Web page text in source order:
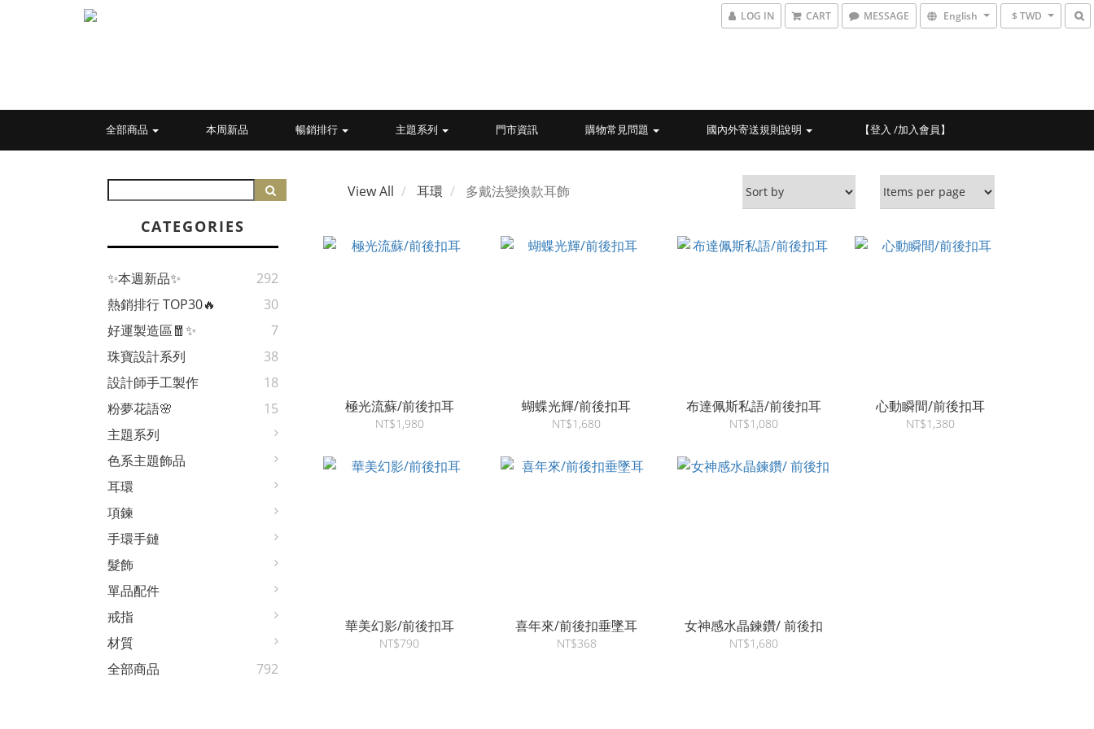
LOG IN CART MESSAGE English $ TWD
全部商品 本周新品 暢銷排行 主題系列 門市資訊 購物常見問題 國內外寄送規則說明 【登入 /加入會員】
CATEGORIES
✨本週新品✨
292
熱銷排行 TOP30🔥
30
好運製造區🧧✨
7
珠寶設計系列
38
設計師手工製作
18
粉夢花語🌸
15
主題系列
色系主題飾品
耳環
項鍊
手環手鏈
髮飾
單品配件
戒指
材質
全部商品
792
View All 耳環 多戴法變換款耳飾
極光流蘇/前後扣耳
NT$1,980
蝴蝶光輝/前後扣耳
NT$1,680
布達佩斯私語/前後扣耳
NT$1,080
心動瞬間/前後扣耳
NT$1,380
華美幻影/前後扣耳
NT$790
喜年來/前後扣垂墜耳
NT$368
女神感水晶鍊鑽/ 前後扣
NT$1,680